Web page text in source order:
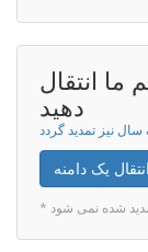
ما انتقال
دهید
انتقال یک دامنه
شده نمی شود